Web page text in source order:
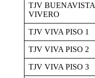
TJV BUENAVISTA
VIVERO
TJV VIVA PISO 1
TJV VIVA PISO 2
TJV VIVA PISO 3